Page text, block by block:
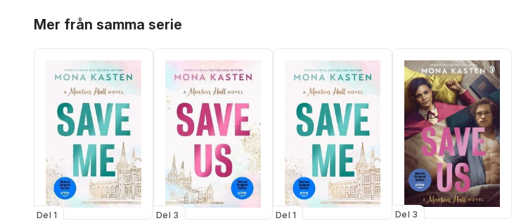
Mer från samma serie
Del 1 Del 3 Del 1 Del 3